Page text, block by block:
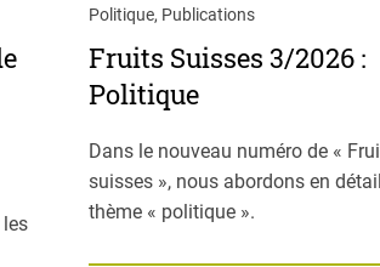
les
Politique, Publications
Fruits Suisses 3/2026 :
Politique
Dans le nouveau numéro de «
suisses », nous abordons en
thème « politique ».